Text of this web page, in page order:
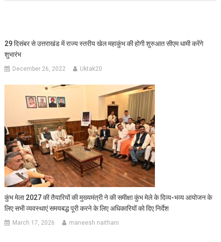
29 दिसंबर से उत्तराखंड में राज्य स्तरीय खेल महाकुंभ की होगी शुरुआत सीएम धामी करेंगे
शुभारंभ
December 26, 2022 Uktak20
कुंभ मेला 2027 की तैयारियों की मुख्यमंत्री ने की समीक्षा कुंभ मेले के दिव्य-भव्य आयोजन के
लिए सभी व्यवस्थाएं समयबद्ध पूरी करने के लिए अधिकारियों को दिए निर्देश
March 17, 2026 maneesh naithani